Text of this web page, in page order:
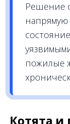
Решение
напрямую
пожилые
Котята